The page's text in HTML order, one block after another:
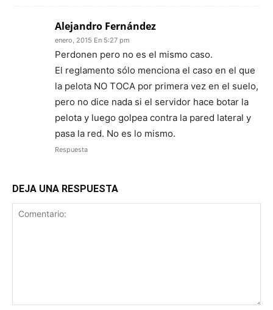
Alejandro Fernández
enero, 2015 En 5:27 pm
Perdonen pero no es el mismo caso.
El reglamento sólo menciona el caso en el que
la pelota NO TOCA por primera vez en el suelo,
pero no dice nada si el servidor hace botar la
pelota y luego golpea contra la pared lateral y
pasa la red. No es lo mismo.
Respuesta
DEJA UNA RESPUESTA